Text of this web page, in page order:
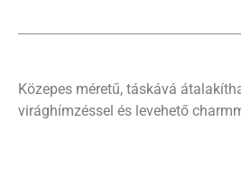
Közepes méretű, táskává
virághímzéssel és levehető